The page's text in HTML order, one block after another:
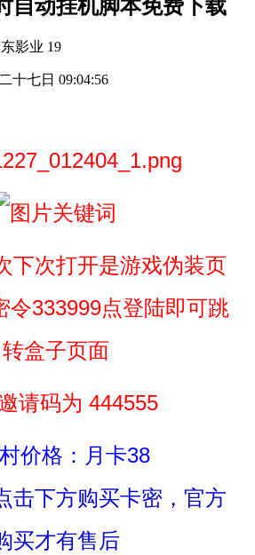
自动挂机脚本免费下载
影业 19
十七日 09:04:56
下次打开是游戏伪装页
令333999点登陆即可跳
转盒子页面
请码为 444555
价格：月卡38
击下方购买卡密，官方
买才有售后